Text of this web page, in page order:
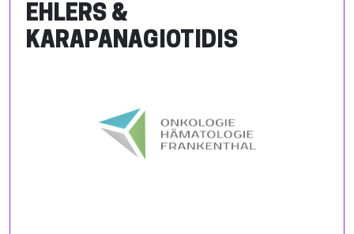
EHLERS &
KARAPANAGIOTIDIS